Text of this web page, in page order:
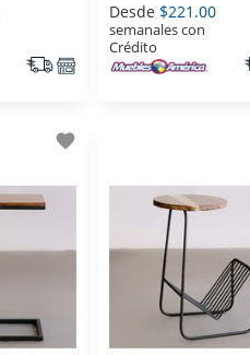
Desde $221.00
semanales con
Crédito
favorite